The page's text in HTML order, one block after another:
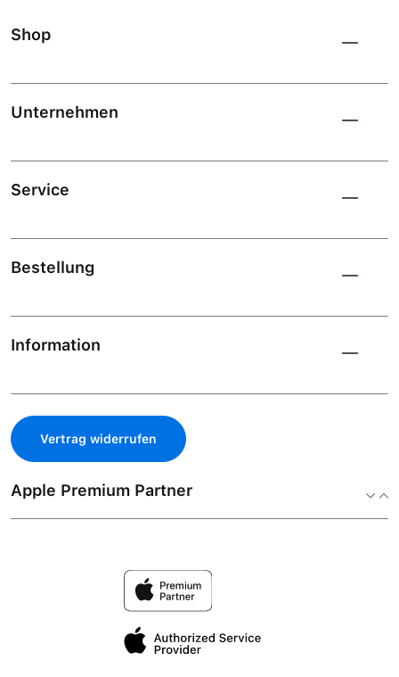
Shop
Unternehmen
Service
Bestellung
Information
Vertrag widerrufen
Apple Premium Partner